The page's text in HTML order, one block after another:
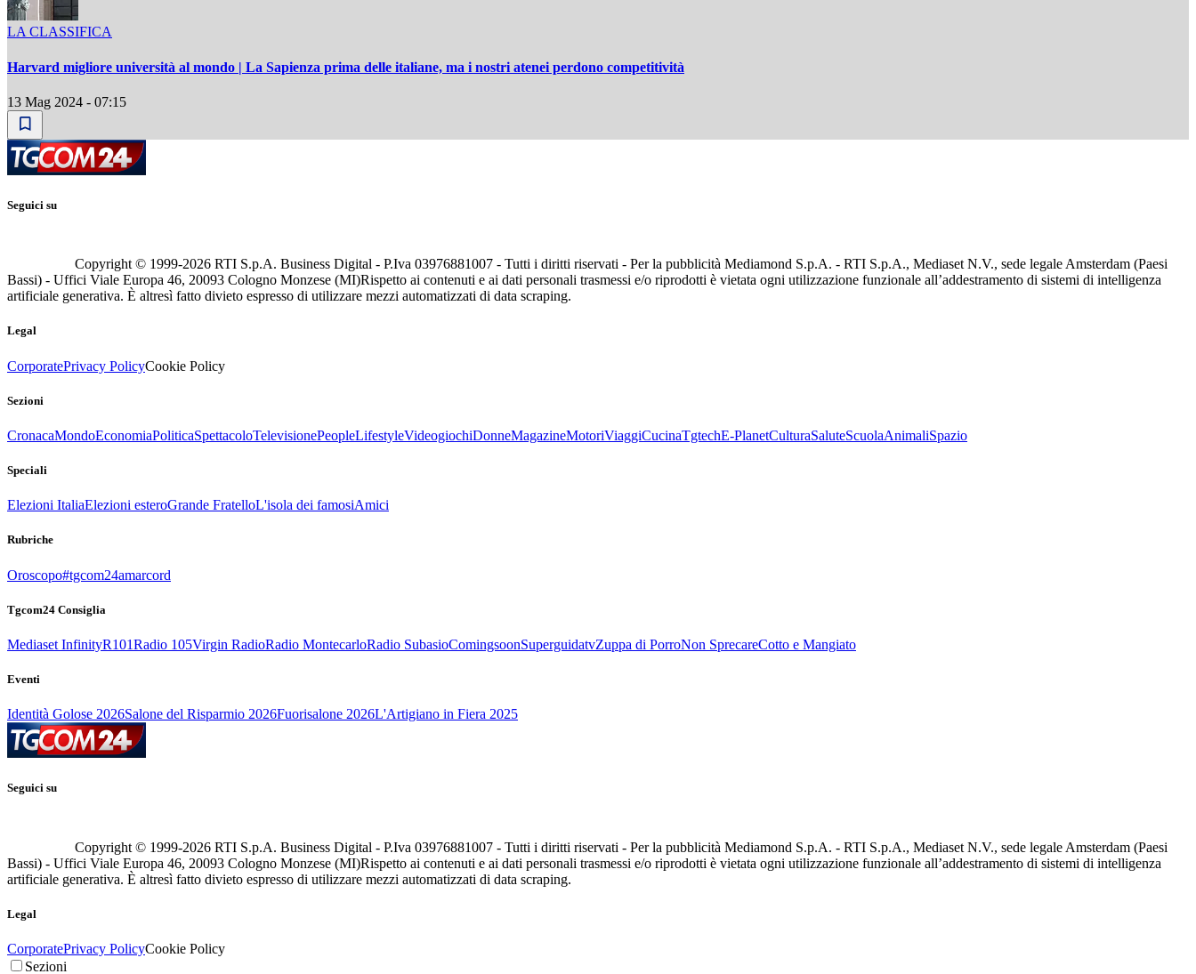
LA CLASSIFICA
Harvard migliore università al mondo | La Sapienza prima delle italiane, ma i nostri atenei perdono competitività
13 Mag 2024 - 07:15
Seguici su
Copyright © 1999-2026 RTI S.p.A. Business Digital - P.Iva 03976881007 - Tutti i diritti riservati - Per la pubblicità Mediamond S.p.A. - RTI S.p.A., Mediaset N.V., sede legale Amsterdam (Paesi
Bassi) - Uffici Viale Europa 46, 20093 Cologno Monzese (MI)Rispetto ai contenuti e ai dati personali trasmessi e/o riprodotti è vietata ogni utilizzazione funzionale all’addestramento di sistemi di intelligenza
artificiale generativa. È altresì fatto divieto espresso di utilizzare mezzi automatizzati di data scraping.
Legal
CorporatePrivacy PolicyCookie Policy
Sezioni
CronacaMondoEconomiaPoliticaSpettacoloTelevisionePeopleLifestyleVideogiochiDonneMagazineMotoriViaggiCucinaTgtechE-PlanetCulturaSaluteScuolaAnimaliSpazio
Speciali
Elezioni ItaliaElezioni esteroGrande FratelloL'isola dei famosiAmici
Rubriche
Oroscopo#tgcom24amarcord
Tgcom24 Consiglia
Mediaset InfinityR101Radio 105Virgin RadioRadio MontecarloRadio SubasioComingsoonSuperguidatvZuppa di PorroNon SprecareCotto e Mangiato
Eventi
Identità Golose 2026Salone del Risparmio 2026Fuorisalone 2026L'Artigiano in Fiera 2025
Seguici su
Copyright © 1999-2026 RTI S.p.A. Business Digital - P.Iva 03976881007 - Tutti i diritti riservati - Per la pubblicità Mediamond S.p.A. - RTI S.p.A., Mediaset N.V., sede legale Amsterdam (Paesi
Bassi) - Uffici Viale Europa 46, 20093 Cologno Monzese (MI)Rispetto ai contenuti e ai dati personali trasmessi e/o riprodotti è vietata ogni utilizzazione funzionale all’addestramento di sistemi di intelligenza
artificiale generativa. È altresì fatto divieto espresso di utilizzare mezzi automatizzati di data scraping.
Legal
CorporatePrivacy PolicyCookie Policy
Sezioni